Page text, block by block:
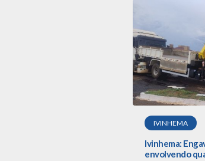
IVINHEMA
Ivinhema:
envolvendo